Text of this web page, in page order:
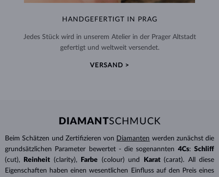
HANDGEFERTIGT IN PRAG
Jedes Stück wird in unserem Atelier in der Prager Altstadt
gefertigt und weltweit versendet.
VERSAND >
DIAMANTSCHMUCK
Beim Schätzen und Zertifizieren von Diamanten werden zunächst die
grundsätzlichen Parameter bewertet - die sogenannten 4Cs: Schliff
(cut),
Reinheit (clarity), Farbe (colour) und Karat (carat). All diese
Eigenschaften haben einen wesentlichen Einfluss auf den Preis eines